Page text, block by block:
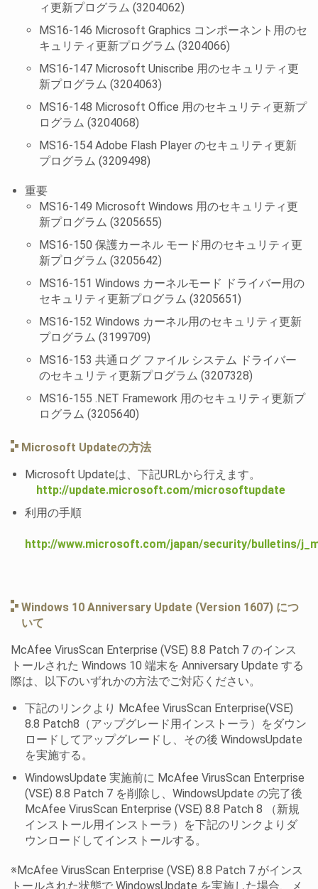
ィ更新プログラム (3204062)
MS16-146 Microsoft Graphics コンポーネント用のセ
キュリティ更新プログラム (3204066)
MS16-147 Microsoft Uniscribe 用のセキュリティ更
新プログラム (3204063)
MS16-148 Microsoft Office 用のセキュリティ更新プ
ログラム (3204068)
MS16-154 Adobe Flash Player のセキュリティ更新
プログラム (3209498)
重要
MS16-149 Microsoft Windows 用のセキュリティ更
新プログラム (3205655)
MS16-150 保護カーネル モード用のセキュリティ更
新プログラム (3205642)
MS16-151 Windows カーネルモード ドライバー用の
セキュリティ更新プログラム (3205651)
MS16-152 Windows カーネル用のセキュリティ更新
プログラム (3199709)
MS16-153 共通ログ ファイル システム ドライバー
のセキュリティ更新プログラム (3207328)
MS16-155 .NET Framework 用のセキュリティ更新プ
ログラム (3205640)
Microsoft Updateの方法
Microsoft Updateは、下記URLから行えます。
http://update.microsoft.com/microsoftupdate
利用の手順
http://www.microsoft.com/japan/security/bulletins/
Windows 10 Anniversary Update (Version 1607) につ
いて
McAfee VirusScan Enterprise (VSE) 8.8 Patch 7 のインス
トールされた Windows 10 端末を Anniversary Update する
際は、以下のいずれかの方法でご対応ください。
下記のリンクより McAfee VirusScan Enterprise(VSE)
8.8 Patch8（アップグレード用インストーラ）をダウン
ロードしてアップグレードし、その後 WindowsUpdate
を実施する。
WindowsUpdate 実施前に McAfee VirusScan Enterprise
(VSE) 8.8 Patch 7 を削除し、WindowsUpdate の完了後
McAfee VirusScan Enterprise (VSE) 8.8 Patch 8 （新規
インストール用インストーラ）を下記のリンクよりダ
ウンロードしてインストールする。
※McAfee VirusScan Enterprise (VSE) 8.8 Patch 7 がインス
トールされた状態で WindowsUpdate を実施した場合、メ